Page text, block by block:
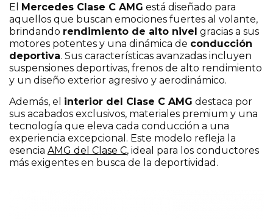
El Mercedes Clase C AMG está diseñado para
aquellos que buscan emociones fuertes al volante,
brindando rendimiento de alto nivel gracias a sus
motores potentes y una dinámica de conducción
deportiva. Sus características avanzadas incluyen
suspensiones deportivas, frenos de alto rendimiento
y un diseño exterior agresivo y aerodinámico.
Además, el interior del Clase C AMG destaca por
sus acabados exclusivos, materiales premium y una
tecnología que eleva cada conducción a una
experiencia excepcional. Este modelo refleja la
esencia AMG del Clase C, ideal para los conductores
más exigentes en busca de la deportividad.